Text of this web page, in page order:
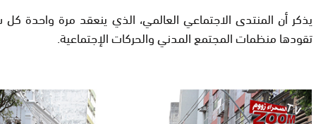
يذكر أن المنتدى الاجتماعي العالمي، الذي ينعقد مرة واحدة
تقودها منظمات المجتمع المدني والحركات الإجتماعية.